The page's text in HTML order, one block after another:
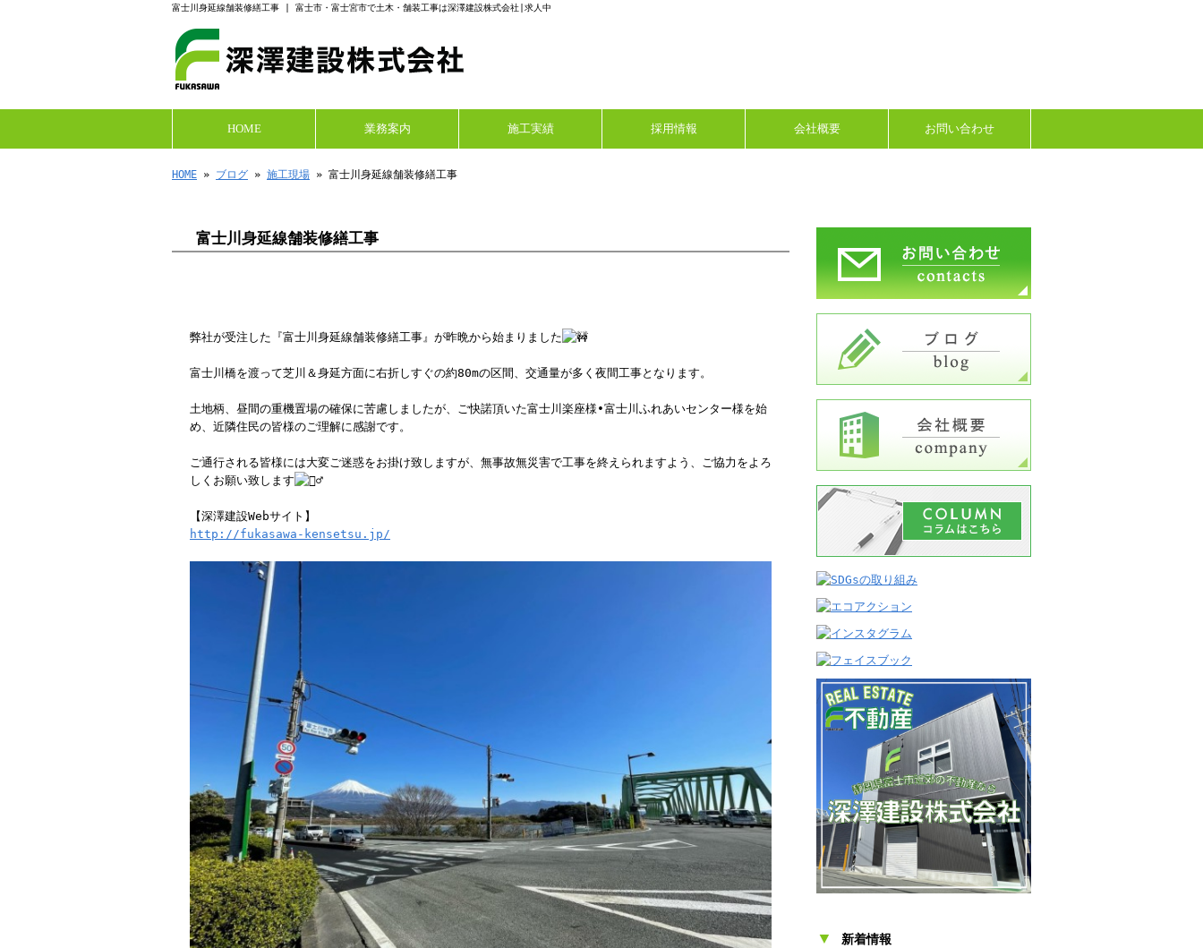
富士川身延線舗装修繕工事 | 富士市・富士宮市で土木・舗装工事は深澤建設株式会社|求人中
HOME 業務案内 施工実績 採用情報 会社概要 お問い合わせ
HOME » ブログ » 施工現場 » 富士川身延線舗装修繕工事
富士川身延線舗装修繕工事
弊社が受注した『富士川身延線舗装修繕工事』が昨晩から始まりました
富士川橋を渡って芝川＆身延方面に右折しすぐの約80mの区間、交通量が多く夜間工事となります。
土地柄、昼間の重機置場の確保に苦慮しましたが、ご快諾頂いた富士川楽座様•富士川ふれあいセンター様を始
め、近隣住民の皆様のご理解に感謝です。
ご通行される皆様には大変ご迷惑をお掛け致しますが、無事故無災害で工事を終えられますよう、ご協力をよろ
しくお願い致します
【深澤建設Webサイト】
http://fukasawa-kensetsu.jp/
▼ 新着情報